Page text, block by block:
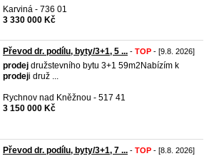
Karviná - 736 01
3 330 000 Kč
Převod dr. podílu, byty/3+1, 5 ... - TOP - [9.8. 2026]
prodej družstevního bytu 3+1 59m2Nabízím k
prodeji druž ...
Rychnov nad Kněžnou - 517 41
3 150 000 Kč
Převod dr. podílu, byty/3+1, 7 ... - TOP - [8.8. 2026]